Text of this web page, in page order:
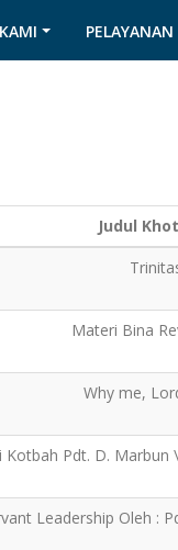
Judul
Materi Bina
Why me,
Kotbah Pdt. D. Marbun
Leadership Oleh :